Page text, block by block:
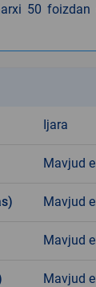
50
Ijara
Mavjud
Mavjud
Mavjud
Mavjud